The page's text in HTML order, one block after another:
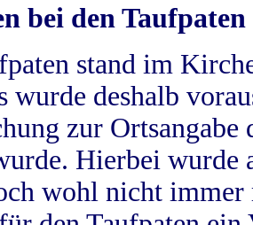
bei den Taufpaten
stand im
wurde deshalb
zur
Hierbei wurde
wohl nicht